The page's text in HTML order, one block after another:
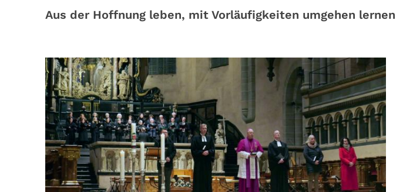
Aus der Hoffnung leben, mit Vorläufigkeiten umgehen lernen